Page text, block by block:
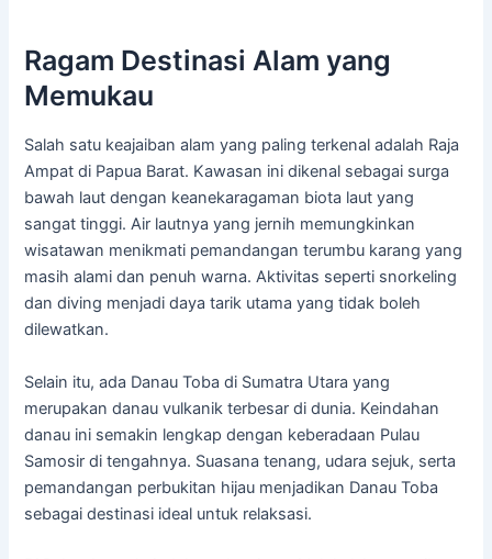
Ragam Destinasi Alam yang
Memukau
Salah satu keajaiban alam yang paling terkenal adalah Raja
Ampat di Papua Barat. Kawasan ini dikenal sebagai surga
bawah laut dengan keanekaragaman biota laut yang
sangat tinggi. Air lautnya yang jernih memungkinkan
wisatawan menikmati pemandangan terumbu karang yang
masih alami dan penuh warna. Aktivitas seperti snorkeling
dan diving menjadi daya tarik utama yang tidak boleh
dilewatkan.
Selain itu, ada Danau Toba di Sumatra Utara yang
merupakan danau vulkanik terbesar di dunia. Keindahan
danau ini semakin lengkap dengan keberadaan Pulau
Samosir di tengahnya. Suasana tenang, udara sejuk, serta
pemandangan perbukitan hijau menjadikan Danau Toba
sebagai destinasi ideal untuk relaksasi.